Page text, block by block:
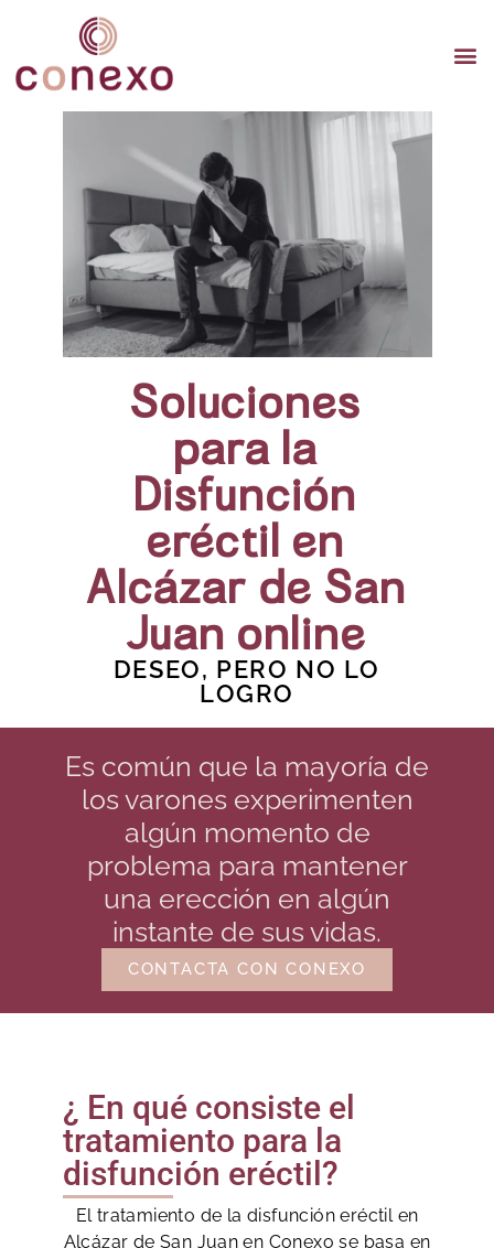
Soluciones
para la
Disfunción
eréctil en
Alcázar de San
Juan online
DESEO, PERO NO LO
LOGRO
Es común que la mayoría de
los varones experimenten
algún momento de
problema para mantener
una erección en algún
instante de sus vidas.
CONTACTA CON CONEXO
¿ En qué consiste el
tratamiento para la
disfunción eréctil?
El tratamiento de la disfunción eréctil en
Alcázar de San Juan en Conexo se basa en